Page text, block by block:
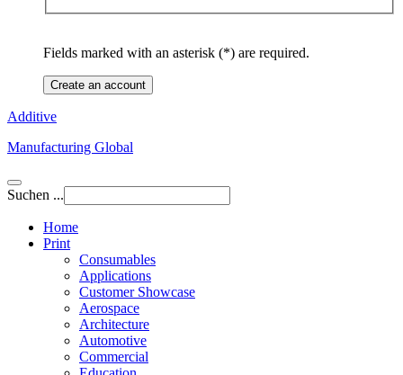
Fields marked with an asterisk (*) are required.
Create an account
Additive
Manufacturing Global
Suchen ...
Home
Print
Consumables
Applications
Customer Showcase
Aerospace
Architecture
Automotive
Commercial